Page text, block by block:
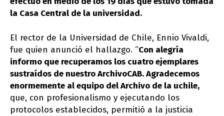
la Casa Central de la universidad.
El rector de la Universidad de Chile, Ennio Vivaldi,
fue quien anunció el hallazgo. “Con alegría
informo que recuperamos los cuatro ejemplares
sustraídos de nuestro ArchivoCAB. Agradecemos
enormemente al equipo del Archivo de la uchile,
que, con profesionalismo y ejecutando los
protocolos establecidos, permitió a la justicia